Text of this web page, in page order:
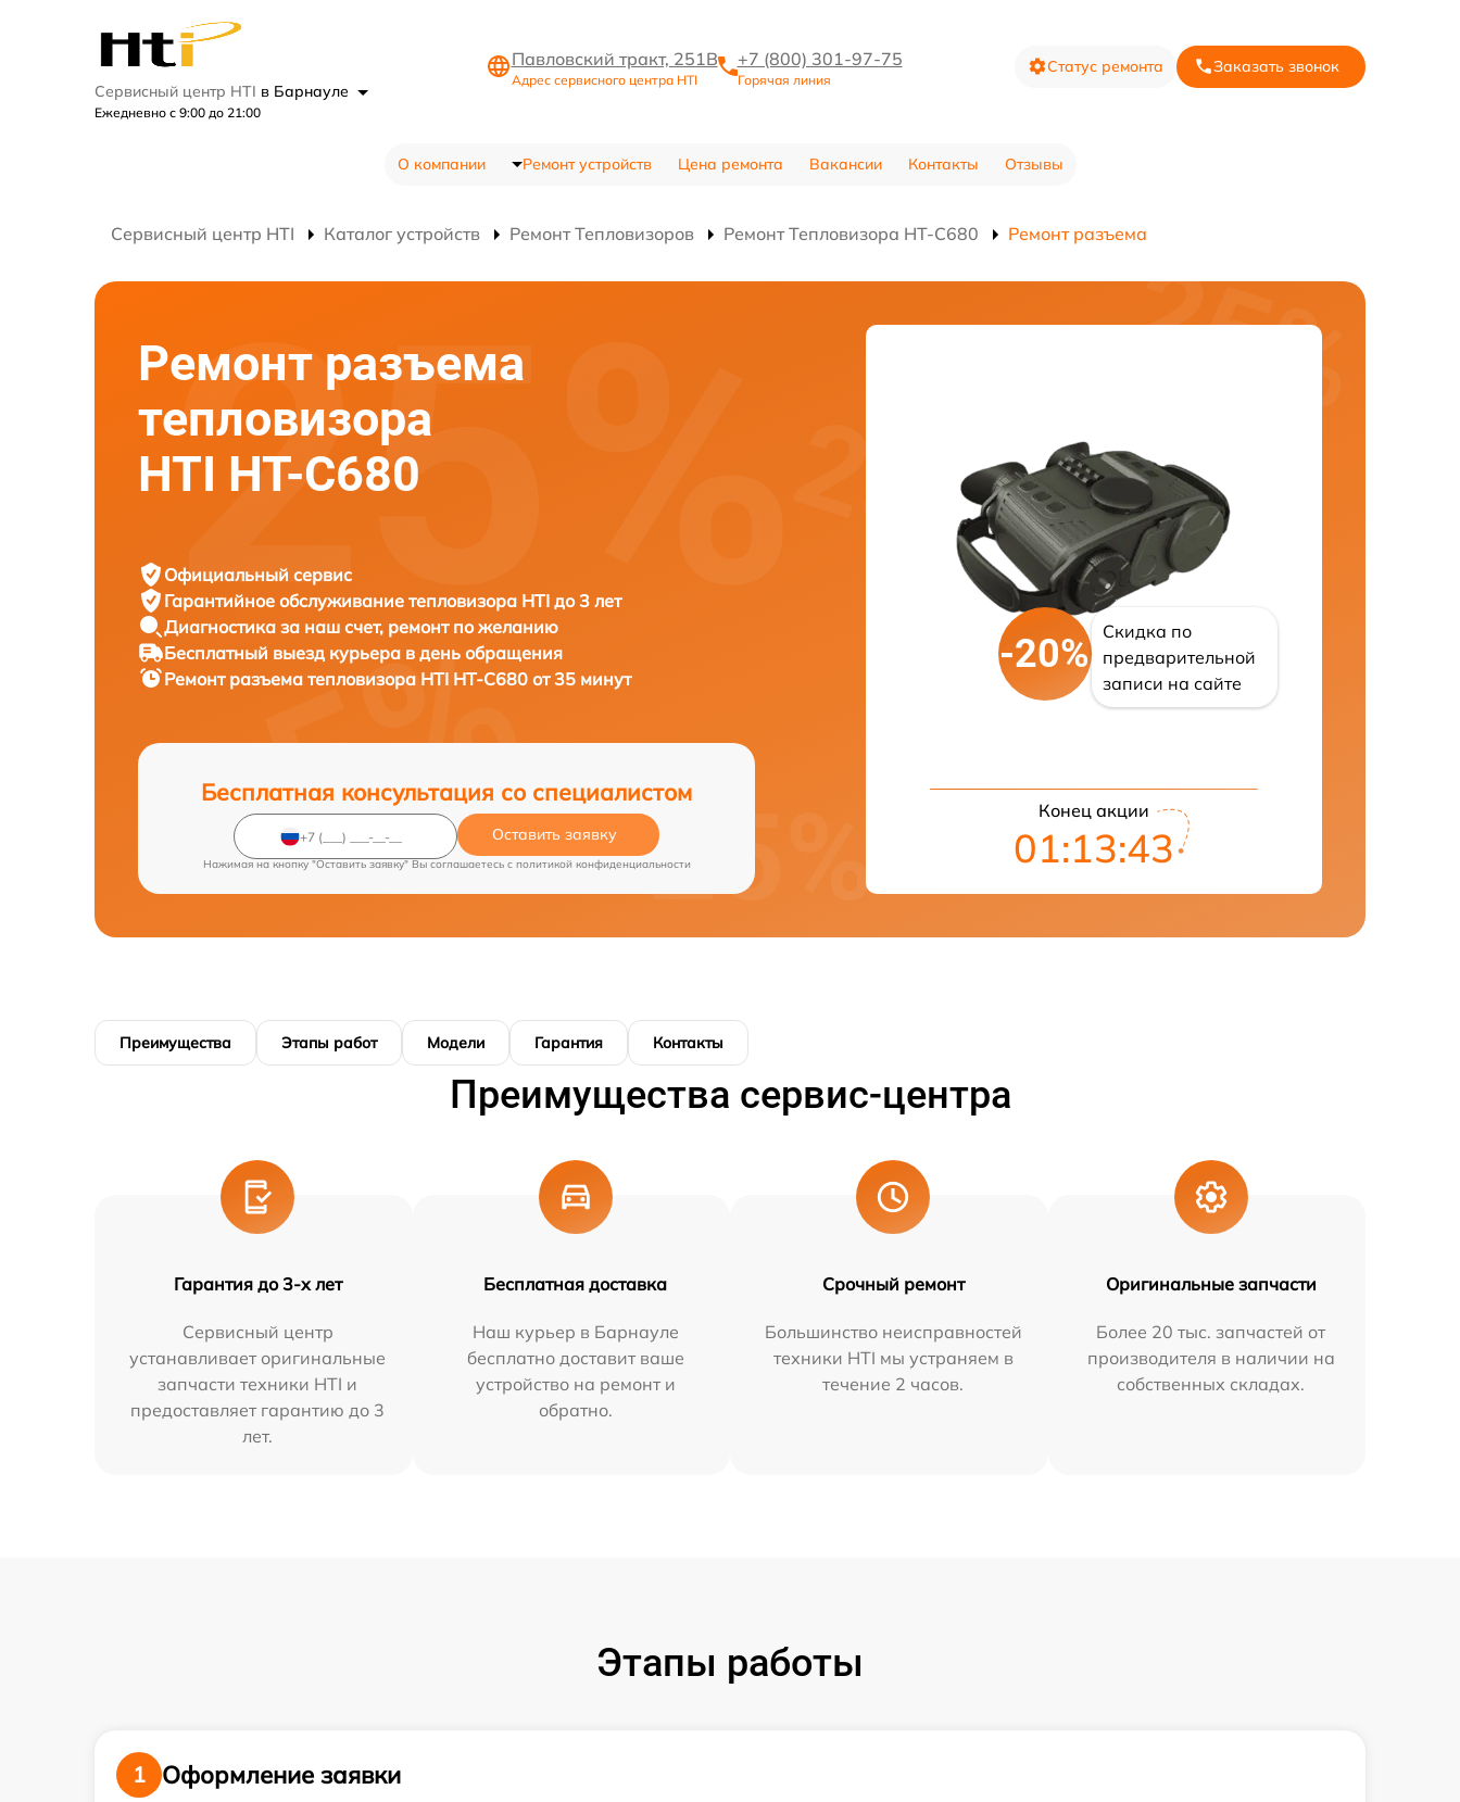
Сервисный центр HTI в Барнауле
Ежедневно с 9:00 до 21:00
Павловский тракт, 251В
Адрес сервисного центра HTI
+7 (800) 301-97-75
Горячая линия
Статус ремонта Заказать звонок
О компании Ремонт устройств Цена ремонта Вакансии Контакты Отзывы
Сервисный центр HTI Каталог устройств Ремонт Тепловизоров Ремонт Тепловизора HT-C680 Ремонт разъема
Ремонт разъема
тепловизора
HTI HT-C680
Официальный сервис
Гарантийное обслуживание тепловизора HTI до 3 лет
Диагностика за наш счет, ремонт по желанию
Бесплатный выезд курьера в день обращения
Ремонт разъема тепловизора HTI HT-C680 от 35 минут
Бесплатная консультация со специалистом
Оставить заявку
Нажимая на кнопку "Оставить заявку" Вы соглашаетесь c политикой конфиденциальности
-20%
Скидка по
предварительной
записи на сайте
Конец акции
01:13:42
Преимущества Этапы работ Модели Гарантия Контакты
Преимущества сервис-центра
Гарантия до 3-х лет
Сервисный центр
устанавливает оригинальные
запчасти техники HTI и
предоставляет гарантию до 3
лет.
Бесплатная доставка
Наш курьер в Барнауле
бесплатно доставит ваше
устройство на ремонт и
обратно.
Срочный ремонт
Большинство неисправностей
техники HTI мы устраняем в
течение 2 часов.
Оригинальные запчасти
Более 20 тыс. запчастей от
производителя в наличии на
собственных складах.
Этапы работы
1
Оформление заявки